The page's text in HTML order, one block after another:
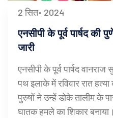
2 सित॰ 2024
एनसीपी के पूर्व पार्षद की
जारी
एनसीपी के पूर्व पार्षद
पथ इलाके में रविवार रात
पुरुषों ने उन्हें डोके तालीम के
घातक हमले का शिकार